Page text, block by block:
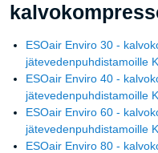
ESOair Enviro 30 -
jätevedenpuhdistamoille
ESOair Enviro 40 -
jätevedenpuhdistamoille
ESOair Enviro 60 -
jätevedenpuhdistamoille
ESOair Enviro 80 -